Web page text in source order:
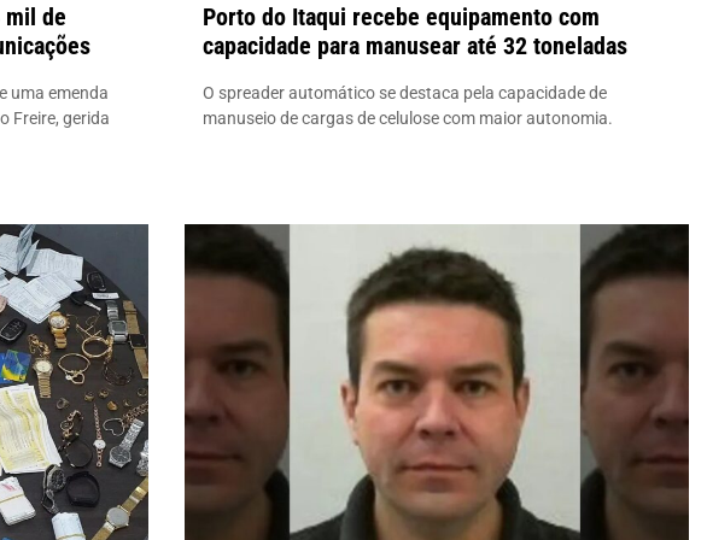
mil de
uma emenda
Freire, gerida
Porto do Itaqui recebe equipamento com
capacidade para manusear até 32 toneladas
O spreader automático se destaca pela capacidade de
manuseio de cargas de celulose com maior autonomia.